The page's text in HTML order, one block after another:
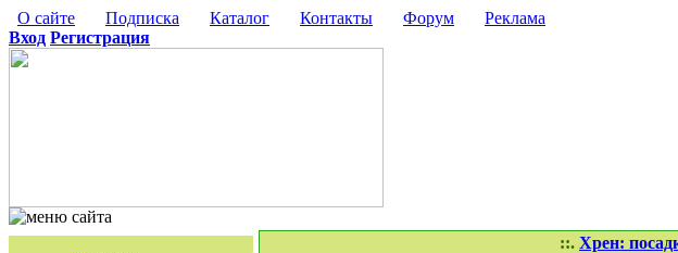
О сайте Подписка Каталог Контакты Форум
Реклама
Вход Регистрация
::. Хрен: